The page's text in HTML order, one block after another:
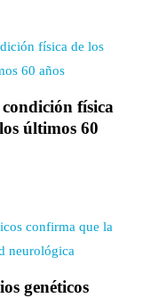
física
últimos 60
genéticos